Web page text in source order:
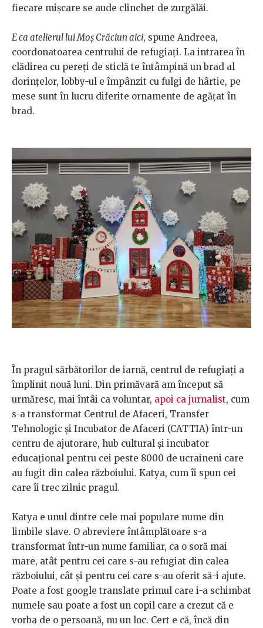
fiecare mișcare se aude clinchet de zurgălăi.
E ca atelierul lui Moș Crăciun aici, spune Andreea,
coordonatoarea centrului de refugiați. La intrarea în
clădirea cu pereți de sticlă te întâmpină un brad al
dorințelor, lobby-ul e împânzit cu fulgi de hârtie, pe
mese sunt în lucru diferite ornamente de agățat în
brad.
În pragul sărbătorilor de iarnă, centrul de refugiați a
împlinit nouă luni. Din primăvară am început să
urmăresc, mai întâi ca voluntar, apoi ca jurnalist, cum
s-a transformat Centrul de Afaceri, Transfer
Tehnologic și Incubator de Afaceri (CATTIA) într-un
centru de ajutorare, hub cultural și incubator
educațional pentru cei peste 8000 de ucraineni care
au fugit din calea războiului. Katya, cum îi spun cei
care îi trec zilnic pragul.
Katya e unul dintre cele mai populare nume din
limbile slave. O abreviere întâmplătoare s-a
transformat într-un nume familiar, ca o soră mai
mare, atât pentru cei care s-au refugiat din calea
războiului, cât și pentru cei care s-au oferit să-i ajute.
Poate a fost google translate primul care i-a schimbat
numele sau poate a fost un copil care a crezut că e
vorba de o persoană, nu un loc. Cert e că, încă din